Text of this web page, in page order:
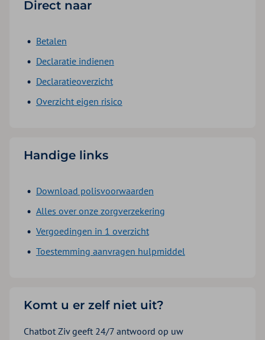
Direct naar
Betalen
Declaratie indienen
Declaratieoverzicht
Overzicht eigen risico
Handige links
Download polisvoorwaarden
Alles over onze zorgverzekering
Vergoedingen in 1 overzicht
Toestemming aanvragen hulpmiddel
Komt u er zelf niet uit?
Chatbot Ziv geeft 24/7 antwoord op uw